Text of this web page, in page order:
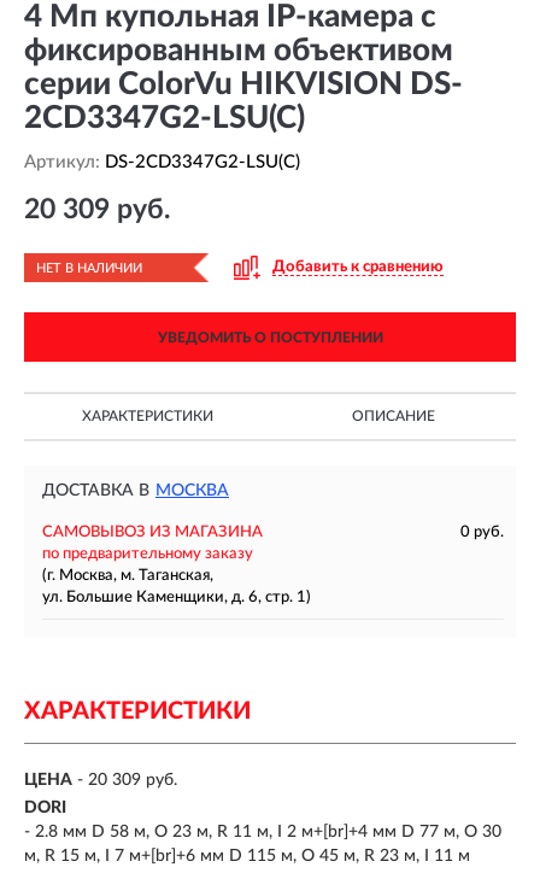
4 Мп купольная IP-камера с
фиксированным объективом
серии ColorVu HIKVISION DS-
2CD3347G2-LSU(C)
Артикул: DS-2CD3347G2-LSU(C)
20 309 руб.
НЕТ В НАЛИЧИИ Добавить к сравнению
УВЕДОМИТЬ О ПОСТУПЛЕНИИ
ХАРАКТЕРИСТИКИ ОПИСАНИЕ
ДОСТАВКА В МОСКВА
САМОВЫВОЗ ИЗ МАГАЗИНА
0 руб.
по предварительному заказу
(г. Москва, м. Таганская,
ул. Большие Каменщики, д. 6, стр. 1)
ХАРАКТЕРИСТИКИ
ЦЕНА - 20 309 руб.
DORI
- 2.8 мм D 58 м, O 23 м, R 11 м, I 2 м+[br]+4 мм D 77 м, O 30
м, R 15 м, I 7 м+[br]+6 мм D 115 м, O 45 м, R 23 м, I 11 м